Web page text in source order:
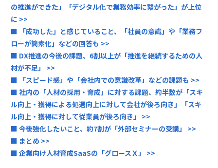
の推進ができた」「デジタル化で業務効率に繋がった」が上位
に >>
■ 「成功した」と感じていること、「社員の意識」や「業務フ
ローが簡素化」などの回答も >>
■ DX推進の今後の課題、6割以上が「推進を継続するための人
材が不足」 >>
■ 「スピード感」や「会社内での意識改革」などの課題も >>
■ 社内の「人材の採用・育成」に対する課題、約半数が「スキ
ル向上・獲得による処遇向上に対して会社が後ろ向き」「スキ
ル向上・獲得に対して従業員が後ろ向き」 >>
■ 今後強化したいこと、約7割が「外部セミナーの受講」 >>
■ まとめ >>
■ 企業向け人材育成SaaSの「グロースＸ」 >>